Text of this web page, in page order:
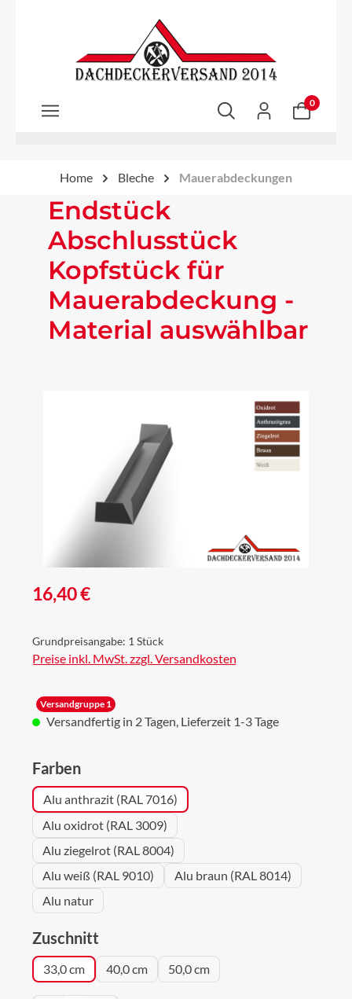
Zum Hauptinhalt springen
0
Home Bleche Mauerabdeckungen
Endstück
Abschlusstück
Kopfstück für
Mauerabdeckung -
Material auswählbar
Regulärer Preis:
16,40 €
Grundpreisangabe: 1 Stück
Preise inkl. MwSt. zzgl. Versandkosten
Versandgruppe 1
Versandfertig in 2 Tagen, Lieferzeit 1-3 Tage
Farbenauswählen
Alu anthrazit (RAL 7016)
Alu oxidrot (RAL 3009)
Alu ziegelrot (RAL 8004)
Alu weiß (RAL 9010)
Alu braun (RAL 8014)
Alu natur
Zuschnitt
33,0 cm 40,0 cm 50,0 cm